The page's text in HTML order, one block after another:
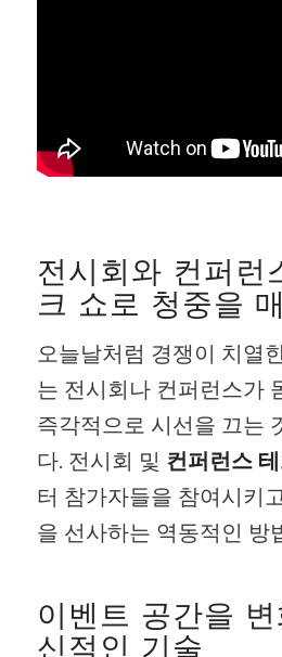
전시회와 컨퍼런
크 쇼로 청중을
오늘날처럼 경쟁이 치열
는 전시회나 컨퍼런스가
즉각적으로 시선을 끄는
다. 전시회 및 컨퍼런스
터 참가자들을 참여시키
을 선사하는 역동적인 방
이벤트 공간을
신적인 기술